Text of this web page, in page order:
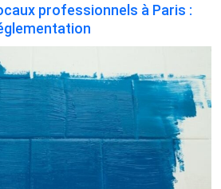
professionnels à Paris :